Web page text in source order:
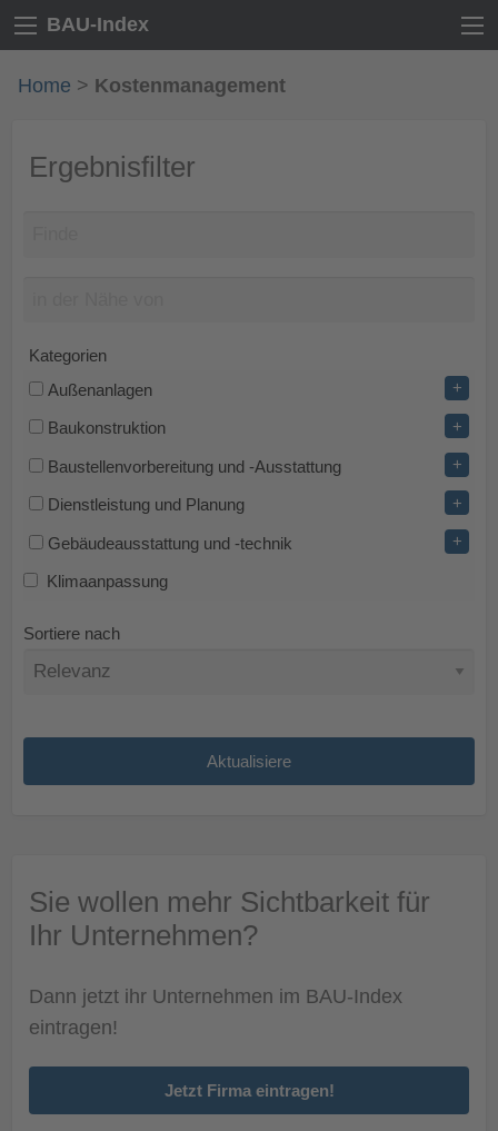
BAU-Index
Home > Kostenmanagement
Ergebnisfilter
Kategorien
Außenanlagen
+
Baukonstruktion +
Baustellenvorbereitung und -Ausstattung +
Dienstleistung und Planung +
Gebäudeausstattung und -technik +
Klimaanpassung
Sortiere nach
Sie wollen mehr Sichtbarkeit für
Ihr Unternehmen?
Dann jetzt ihr Unternehmen im BAU-Index
eintragen!
Jetzt Firma eintragen!